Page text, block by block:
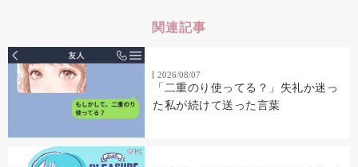
関連記事
2026/08/07
「二重のり使ってる？」失礼か迷っ
た私が続けて送った言葉